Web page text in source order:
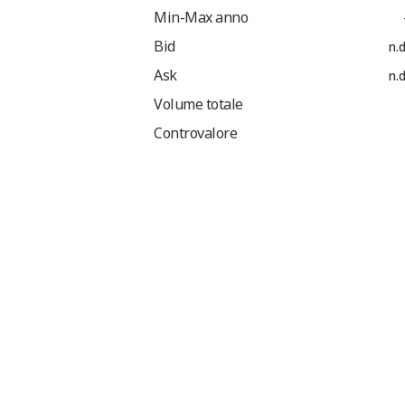
Min-Max anno
Bid
Ask
Volume totale
Controvalore